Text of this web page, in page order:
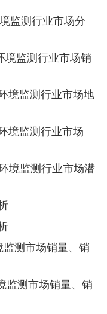
监测行业市场分
境监测行业市场销
境监测行业市场地
境监测行业市场
境监测行业市场潜
测市场销量、销
监测市场销量、销